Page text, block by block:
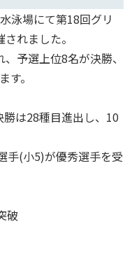
泳場にて第18回グリ
れました。
予選上位8名が決勝、
。
は28種目進出し、10
手(小5)が優秀選手を受
破